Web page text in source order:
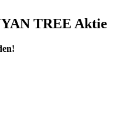
TREE Aktie